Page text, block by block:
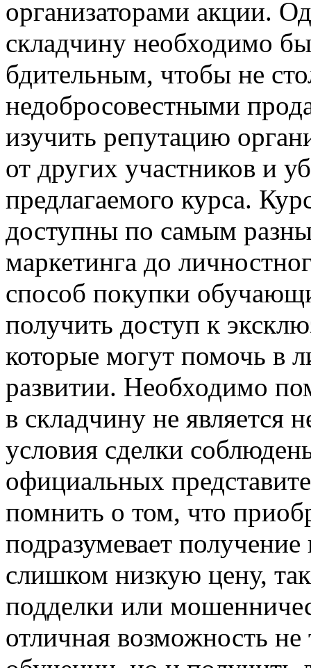
организаторами акции.
складчину необходимо
бдительным, чтобы не
недобросовестными
изучить репутацию
от других участников и
предлагаемого курса.
доступны по самым
маркетинга до
способ покупки
получить доступ к
которые могут помочь в
развитии. Необходимо
в складчину не является
условия сделки
официальных
помнить о том, что
подразумевает
слишком низкую цену,
подделки или
отличная возможность не